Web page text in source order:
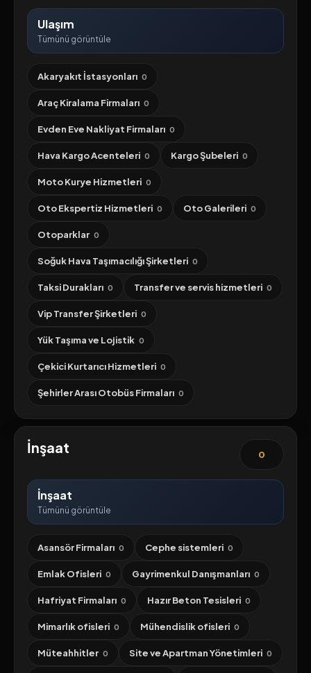
Ulaşım
Tümünü görüntüle
Akaryakıt İstasyonları 0
Araç Kiralama Firmaları 0
Evden Eve Nakliyat Firmaları 0
Hava Kargo Acenteleri 0 Kargo Şubeleri 0
Moto Kurye Hizmetleri 0
Oto Ekspertiz Hizmetleri 0 Oto Galerileri 0
Otoparklar 0
Soğuk Hava Taşımacılığı Şirketleri 0
Taksi Durakları 0 Transfer ve servis hizmetleri 0
Vip Transfer Şirketleri 0
Yük Taşıma ve Lojistik 0
Çekici Kurtarıcı Hizmetleri 0
Şehirler Arası Otobüs Firmaları 0
İnşaat 0
İnşaat
Tümünü görüntüle
Asansör Firmaları 0 Cephe sistemleri 0
Emlak Ofisleri 0 Gayrimenkul Danışmanları 0
Hafriyat Firmaları 0 Hazır Beton Tesisleri 0
Mimarlık ofisleri 0 Mühendislik ofisleri 0
Müteahhitler 0 Site ve Apartman Yönetimleri 0